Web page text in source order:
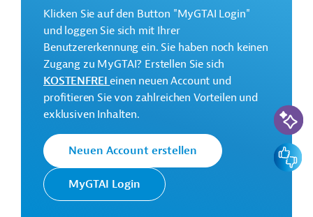
Gesamtkosten:
319,29 Millionen US-Dollar
Geberbeitrag:
150 Millionen US-Dollar (Darlehen)
Kontaktadresse
Asiatische
Die ADB ist die wichtigste
multilaterale
Klicken Sie auf den Button "MyGTAI Login"
und loggen Sie sich mit Ihrer
Benutzererkennung ein. Sie haben noch keinen
Zugang zu MyGTAI? Erstellen Sie sich
KOSTENFREIeinen neuen Account und
profitieren Sie von zahlreichen Vorteilen und
exklusiven Inhalten.
Neuen Account erstellen
MyGTAI Login
KI-